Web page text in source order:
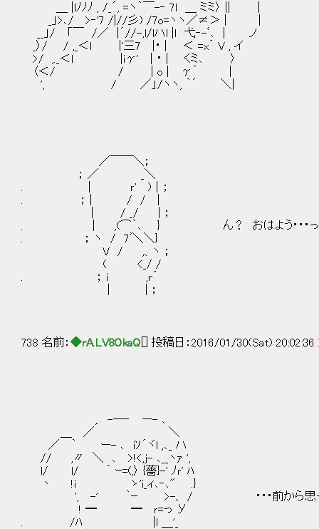
＿ |lﾉﾉﾉ , /_´, =ヽ｀￣-‐ 7l ＿ ミミ〉 || |
_」>､/ >‐'7 /|//彡) /7o=ヽヽ／≠＞ | |
__」/ 「￣ /／ |´//-,l/lハl |l 弋‐-ﾞ､ | ノ
_〉/ / ,_＜l |'三7 |・ | ＜ =x´ V , イ
>/ ,._＜l |iγ' | ・ | くミ､ 〉
〈＜/ / | o | γ´ |
', / ／」/ヽヽ, ｀´ ＼|
／￣￣＼；
； ／ _＼
. | ｒ' )｜；
. ； | / / |
| / _/ | ；
. ｜ ,(⌒｀､ } ん？ おはよう・・・ってお
. ； ヽ / 7ﾞ＼＼}
V / ,、ヽ ；
( <_/ /
. ； i ,r´
| | ；
738 名前： ◆rA.LV8OkaQ [] 投稿日：2016/01/30(Sat) 20:02:36
,. -―‐ ー- ､
＿ ／ ＼
／ ｀ ー- ､ iｿ´ヾl ,､_ ハ
// ,〃 ＼ ､ >!<,j- ､__ヽｧ ',
l/ l/ ｀ ｰ=(,〉 {薔}-' ﾉｒ' ﾊ
丶 !i ゝ'i_ィ､‐､" .}
', -' ｀ｰ >-、 / ・・・前から思って
! ━ ━ ｒ=っ У
. /ﾊ |l ＿'_